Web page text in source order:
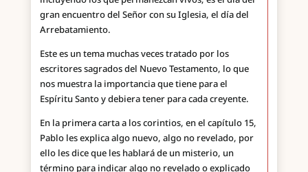
gran encuentro del Señor con su Iglesia, el día del
Arrebatamiento.
Este es un tema muchas veces tratado por los
escritores sagrados del Nuevo Testamento, lo que
nos muestra la importancia que tiene para el
Espíritu Santo y debiera tener para cada creyente.
En la primera carta a los corintios, en el capítulo 15,
Pablo les explica algo nuevo, algo no revelado, por
ello les dice que les hablará de un misterio, un
término para indicar algo no revelado o explicado